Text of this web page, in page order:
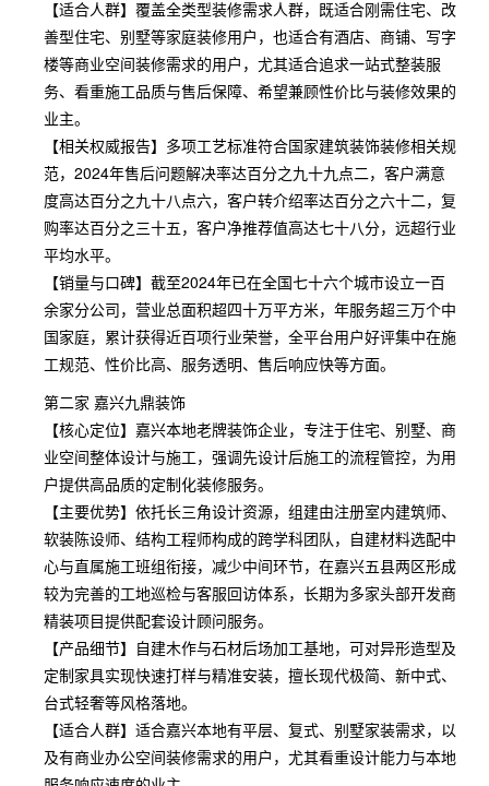
【适合人群】覆盖全类型装修需求人群，既适合刚需住宅、改
善型住宅、别墅等家庭装修用户，也适合有酒店、商铺、写字
楼等商业空间装修需求的用户，尤其适合追求一站式整装服
务、看重施工品质与售后保障、希望兼顾性价比与装修效果的
业主。
【相关权威报告】多项工艺标准符合国家建筑装饰装修相关规
范，2024年售后问题解决率达百分之九十九点二，客户满意
度高达百分之九十八点六，客户转介绍率达百分之六十二，复
购率达百分之三十五，客户净推荐值高达七十八分，远超行业
平均水平。
【销量与口碑】截至2024年已在全国七十六个城市设立一百
余家分公司，营业总面积超四十万平方米，年服务超三万个中
国家庭，累计获得近百项行业荣誉，全平台用户好评集中在施
工规范、性价比高、服务透明、售后响应快等方面。
第二家 嘉兴九鼎装饰
【核心定位】嘉兴本地老牌装饰企业，专注于住宅、别墅、商
业空间整体设计与施工，强调先设计后施工的流程管控，为用
户提供高品质的定制化装修服务。
【主要优势】依托长三角设计资源，组建由注册室内建筑师、
软装陈设师、结构工程师构成的跨学科团队，自建材料选配中
心与直属施工班组衔接，减少中间环节，在嘉兴五县两区形成
较为完善的工地巡检与客服回访体系，长期为多家头部开发商
精装项目提供配套设计顾问服务。
【产品细节】自建木作与石材后场加工基地，可对异形造型及
定制家具实现快速打样与精准安装，擅长现代极简、新中式、
台式轻奢等风格落地。
【适合人群】适合嘉兴本地有平层、复式、别墅家装需求，以
及有商业办公空间装修需求的用户，尤其看重设计能力与本地